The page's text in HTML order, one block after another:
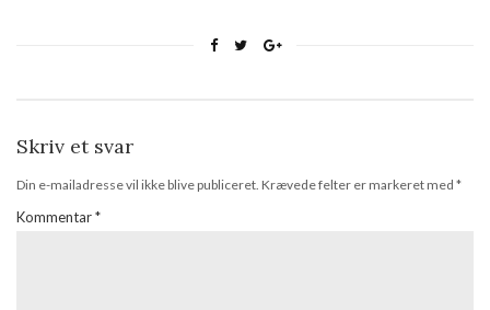
Skriv et svar
Din e-mailadresse vil ikke blive publiceret. Krævede felter er markeret med *
Kommentar*